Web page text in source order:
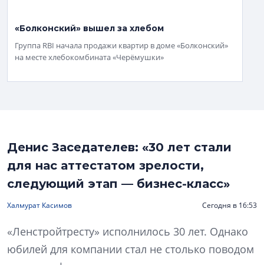
«Болконский» вышел за хлебом
Группа RBI начала продажи квартир в доме «Болконский»
на месте хлебокомбината «Черёмушки»
Денис Заседателев: «30 лет стали
для нас аттестатом зрелости,
следующий этап — бизнес-класс»
Халмурат Касимов Сегодня в 16:53
«Ленстройтресту» исполнилось 30 лет. Однако
юбилей для компании стал не столько поводом